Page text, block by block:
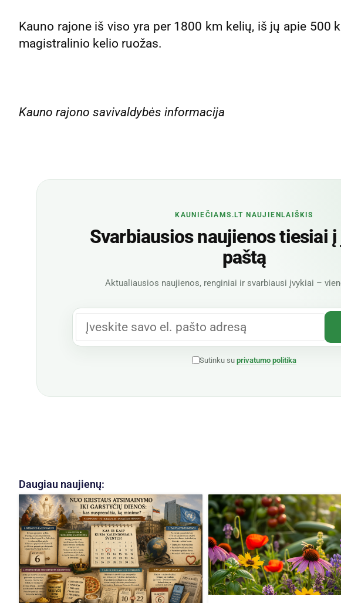
Kauno rajone iš viso yra per 1800 km kelių, iš jų apie 500
magistralinio kelio ruožas.
Kauno rajono savivaldybės informacija
KAUNIEČIAMS.LT NAUJIENLAIŠKIS
Svarbiausios naujienos tiesiai
paštą
Aktualiausios naujienos, renginiai ir svarbiausi įvykiai –
Sutinku su privatumo politika
Daugiau naujienų: